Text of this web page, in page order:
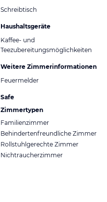
Schreibtisch
Haushaltsgeräte
Kaffee- und
Teezubereitungsmöglichkeiten
Weitere Zimmerinformationen
Feuermelder
Safe
Zimmertypen
Familienzimmer
Behindertenfreundliche Zimmer
Rollstuhlgerechte Zimmer
Nichtraucherzimmer